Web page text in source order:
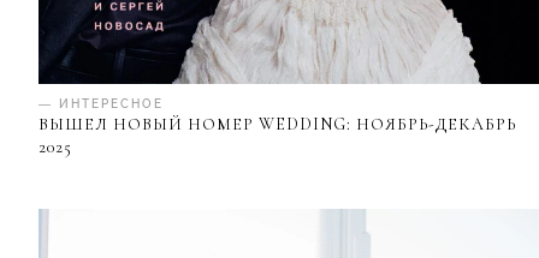
— ИНТЕРЕСНОЕ
ВЫШЕЛ НОВЫЙ НОМЕР WEDDING: НОЯБРЬ-ДЕКАБРЬ
2025